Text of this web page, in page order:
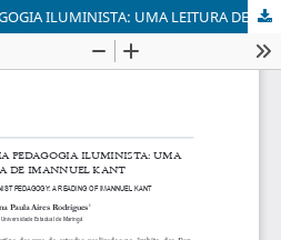
NOTAS SOBRE UMA PEDAGOGIA ILUMINISTA: UMA LEITURA DE IMANNUEL KANT